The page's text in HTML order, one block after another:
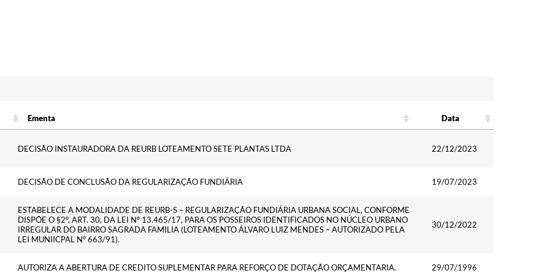
Ementa
Data
DECISÃO INSTAURADORA DA REURB LOTEAMENTO SETE PLANTAS LTDA 22/12/2023
DECISÃO DE CONCLUSÃO DA REGULARIZAÇÃO FUNDIÁRIA 19/07/2023
ESTABELECE A MODALIDADE DE REURB-S – REGULARIZAÇÃO FUNDIÁRIA URBANA SOCIAL, CONFORME
DISPÕE O §2º, ART. 30, DA LEI Nº 13.465/17, PARA OS POSSEIROS IDENTIFICADOS NO NÚCLEO URBANO
IRREGULAR DO BAIRRO SAGRADA FAMILIA (LOTEAMENTO ÁLVARO LUIZ MENDES – AUTORIZADO PELA
LEI MUNIICPAL Nº 663/91).
30/12/2022
AUTORIZA A ABERTURA DE CREDITO SUPLEMENTAR PARA REFORÇO DE DOTAÇÃO ORÇAMENTARIA. 29/07/1996